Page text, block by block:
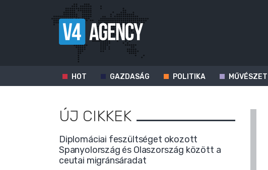
HOT GAZDASÁG POLITIKA MŰVÉSZET
ÚJ CIKKEK
Diplomáciai feszültséget okozott
Spanyolország és Olaszország között a
ceutai migránsáradat